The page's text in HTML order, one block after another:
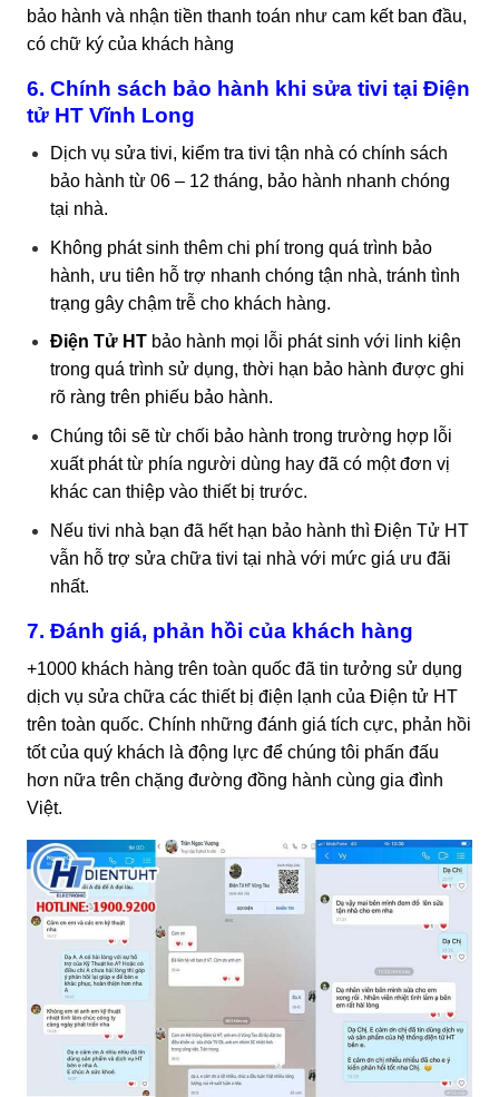
bảo hành và nhận tiền thanh toán như cam kết ban đầu,
có chữ ký của khách hàng
6. Chính sách bảo hành khi sửa tivi tại Điện
tử HT Vĩnh Long
Dịch vụ sửa tivi, kiểm tra tivi tận nhà có chính sách
bảo hành từ 06 – 12 tháng, bảo hành nhanh chóng
tại nhà.
Không phát sinh thêm chi phí trong quá trình bảo
hành, ưu tiên hỗ trợ nhanh chóng tận nhà, tránh tình
trạng gây chậm trễ cho khách hàng.
Điện Tử HTbảo hành mọi lỗi phát sinh với linh kiện
trong quá trình sử dụng, thời hạn bảo hành được ghi
rõ ràng trên phiếu bảo hành.
Chúng tôi sẽ từ chối bảo hành trong trường hợp lỗi
xuất phát từ phía người dùng hay đã có một đơn vị
khác can thiệp vào thiết bị trước.
Nếu tivi nhà bạn đã hết hạn bảo hành thì Điện Tử HT
vẫn hỗ trợ sửa chữa tivi tại nhà với mức giá ưu đãi
nhất.
7. Đánh giá, phản hồi của khách hàng
+1000 khách hàng trên toàn quốc đã tin tưởng sử dụng
dịch vụ sửa chữa các thiết bị điện lạnh của Điện tử HT
trên toàn quốc. Chính những đánh giá tích cực, phản hồi
tốt của quý khách là động lực để chúng tôi phấn đấu
hơn nữa trên chặng đường đồng hành cùng gia đình
Việt.